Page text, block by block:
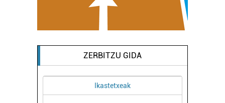
ZERBITZU GIDA
Ikastetxeak